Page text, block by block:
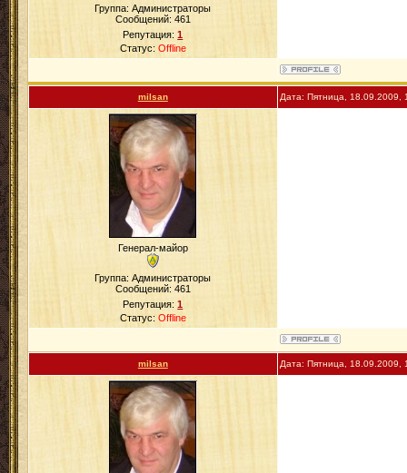
Группа: Администраторы
Сообщений: 461
Репутация:1
Статус: Offline
milsan Дата: Пятница,
Генерал-майор
Группа: Администраторы
Сообщений: 461
Репутация:1
Статус: Offline
milsan Дата: Пятница,